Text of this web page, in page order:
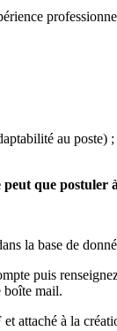
au poste) ;
que postuler
la base de
puis
boîte mail.
attaché à la